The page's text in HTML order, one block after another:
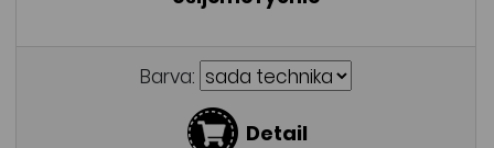
Barva:
Detail